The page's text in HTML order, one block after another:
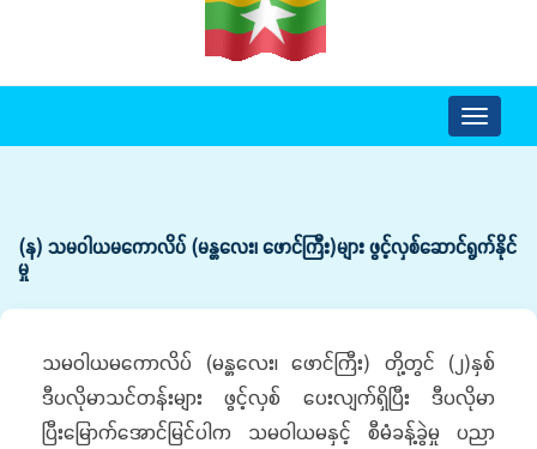
Toggle
(န) သမဝါယမကောလိပ် (မန္တလေး၊ ဖောင်ကြီး)များ ဖွင့်လှစ်ဆောင်ရွက်နိုင်
မှု
သမဝါယမကောလိပ် (မန္တလေး၊ ဖောင်ကြီး) တို့တွင် (၂)နှစ်
ဒီပလိုမာသင်တန်းများ ဖွင့်လှစ် ပေးလျက်ရှိပြီး ဒီပလိုမာ
ပြီးမြောက်အောင်မြင်ပါက သမဝါယမနှင့် စီမံခန့်ခွဲမှု ပညာ